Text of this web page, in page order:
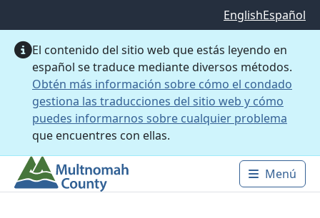
EnglishEspañol
El contenido del sitio web que estás leyendo en
español se traduce mediante diversos métodos.
Obtén más información sobre cómo el condado
gestiona las traducciones del sitio web y cómo
puedes informarnos sobre cualquier problema
que encuentres con ellas.
Main
Menú